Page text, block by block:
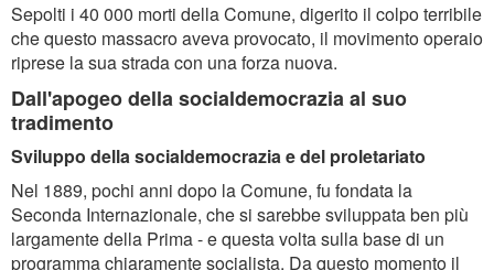
Sepolti i 40 000 morti della Comune, digerito il colpo terribile
che questo massacro aveva provocato, il movimento operaio
riprese la sua strada con una forza nuova.
Dall'apogeo della socialdemocrazia al suo
tradimento
Sviluppo della socialdemocrazia e del proletariato
Nel 1889, pochi anni dopo la Comune, fu fondata la
Seconda Internazionale, che si sarebbe sviluppata ben più
largamente della Prima - e questa volta sulla base di un
programma chiaramente socialista. Da questo momento il